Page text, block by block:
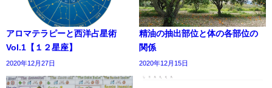
アロマテラピーと西洋占星術
Vol.1【１２星座】
2020年12月27日
精油の抽出部位と体の各部位の
関係
2020年12月15日